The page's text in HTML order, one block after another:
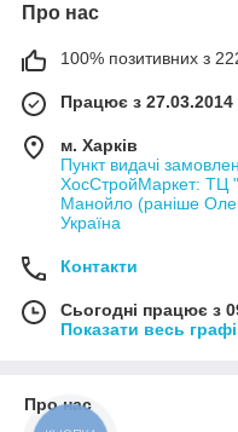
Про нас
100% позитивних з 222
Працює з 27.03.2014
м. Харків
Пункт видачі
ХосСтройМаркет: ТЦ
Манойло (раніше
Україна
Контакти
Сьогодні працює з
Показати весь
Про нас